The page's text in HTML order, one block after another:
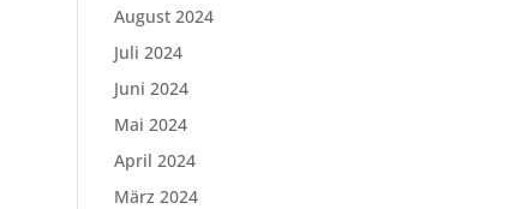
August 2024
Juli 2024
Juni 2024
Mai 2024
April 2024
März 2024